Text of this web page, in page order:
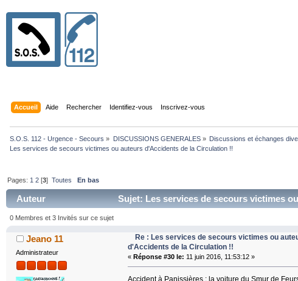
Accueil Aide Rechercher Identifiez-vous Inscrivez-vous
S.O.S. 112 - Urgence - Secours » DISCUSSIONS GENERALES» Discussions et échanges
Les services de secours victimes ou auteurs d'Accidents de la Circulation !!
Pages: 1 2 [3]Toutes En bas
Auteur
Sujet: Les services de secours victimes
94220 fois)
0 Membres et 3 Invités sur ce sujet
Jeano 11
Administrateur
Re : Les services de secours victimes ou
d'Accidents de la Circulation !!
« Réponse #30 le: 11 juin 2016, 11:53:12 »
Accident à Panissières : la voiture du Smur de